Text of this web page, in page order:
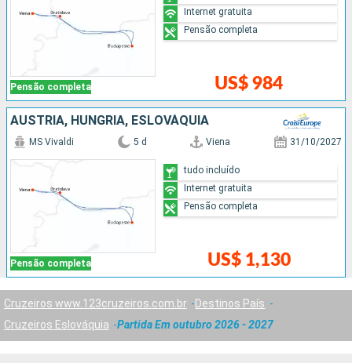
Pensão completa US$ 984
Internet gratuita
Pensão completa
AUSTRIA, HUNGRIA, ESLOVÁQUIA
Pensão completa
MS Vivaldi 5 d Viena 31/10/2027
US$ 1,130
tudo incluído
Internet gratuita
Pensão completa
Cruzeiros www.123cruzeiros.com.br
Destinos País
Cruzeiros Eslováquia
Partida Em outubro 2026 - 2027